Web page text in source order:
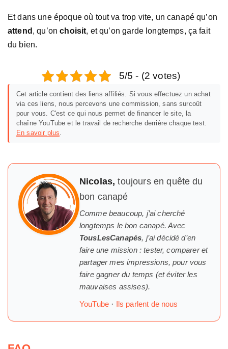
Et dans une époque où tout va trop vite, un canapé qu’on
attend , qu’onchoisit, et qu’on garde longtemps, ça fait
du bien.
5/5 - (2 votes)
Cet article contient des liens affiliés. Si vous effectuez un achat
via ces liens, nous percevons une commission, sans surcoût
pour vous. C'est ce qui nous permet de financer le site, la
chaîne YouTube et le travail de recherche derrière chaque test.
En savoir plus.
Nicolas,toujours en quête du
bon canapé
Comme beaucoup, j’ai cherché
longtemps lebon canapé. Avec
TousLesCanapés, j’ai décidé d’en
faire une mission : tester, comparer et
partager mes impressions, pour vous
faire gagner du temps (et éviter les
mauvaises assises).
YouTube · Ils parlent de nous